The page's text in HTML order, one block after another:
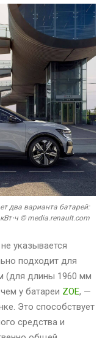
два варианта батарей:
© media.renault.com
указывается
подходит для
(для длины 1960 мм
у батареи ZOE, —
Это способствует
средства и